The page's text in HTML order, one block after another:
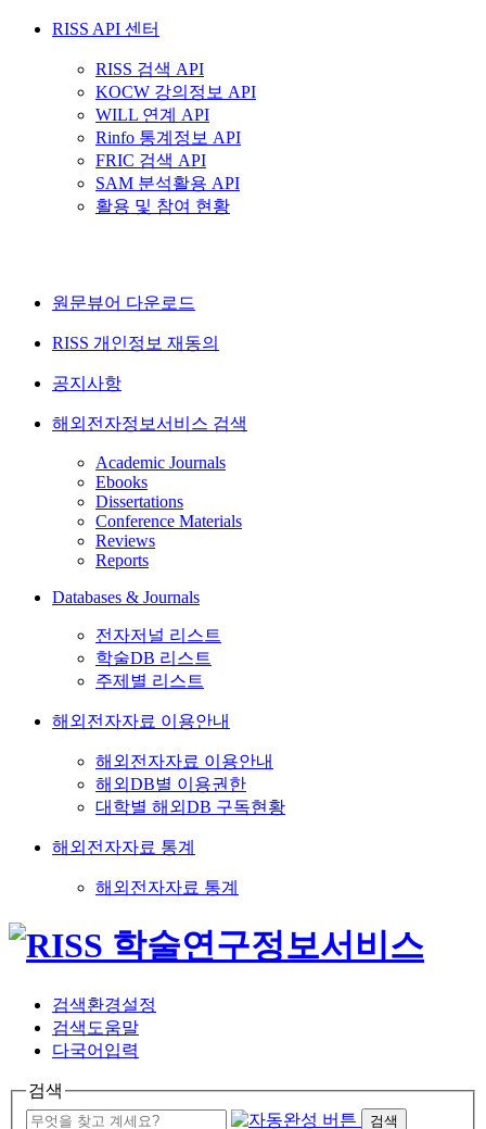
RISS API 센터
RISS 검색 API
KOCW 강의정보 API
WILL 연계 API
Rinfo 통계정보 API
FRIC 검색 API
SAM 분석활용 API
활용 및 참여 현황
원문뷰어 다운로드
RISS 개인정보 재동의
공지사항
해외전자정보서비스 검색
Academic Journals
Ebooks
Dissertations
Conference Materials
Reviews
Reports
Databases & Journals
전자저널 리스트
학술DB 리스트
주제별 리스트
해외전자자료 이용안내
해외전자자료 이용안내
해외DB별 이용권한
대학별 해외DB 구독현황
해외전자자료 통계
해외전자자료 통계
검색환경설정
검색도움말
다국어입력
검색
검색